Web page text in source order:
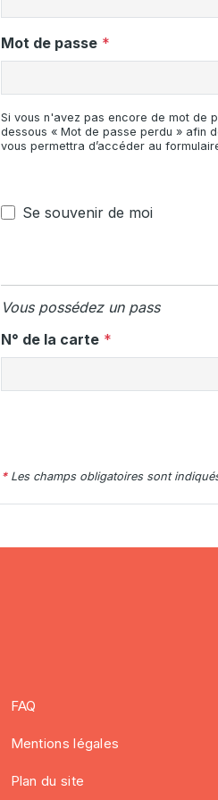
Mot de passe
Si vous n'avez pas encore de mot de
dessous « Mot de passe perdu » afin
vous permettra d’accéder au
Se souvenir de moi
Vous possédez un pass
N° de la carte
*Les champs obligatoires sont
FAQ
Mentions légales
Plan du site